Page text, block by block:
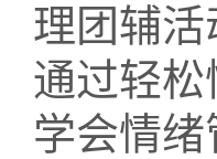
理团辅
通过轻
学会情